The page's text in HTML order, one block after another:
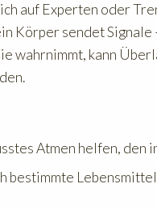
auf Experten oder
Körper sendet
wahrnimmt, kann
Atmen helfen, den
bestimmte